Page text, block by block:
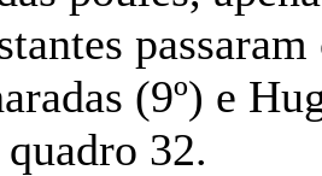
(9º) e
32.